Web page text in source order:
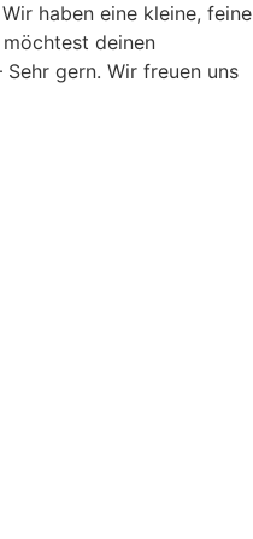
haben eine kleine, feine
deinen
gern. Wir freuen uns